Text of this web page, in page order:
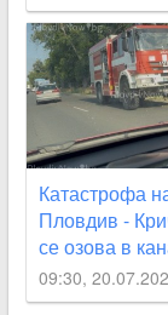
Катастрофа
Пловдив -
се озова в
09:30,